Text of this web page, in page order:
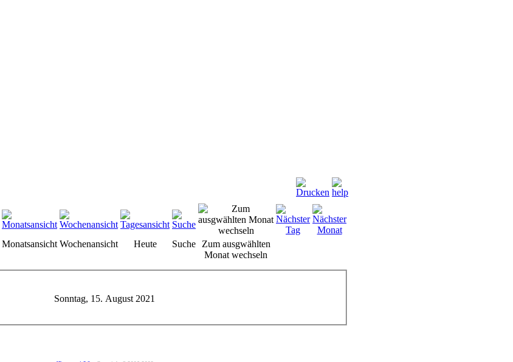
Monatsansicht Wochenansicht Heute Suche
Zum ausgwählten
Monat wechseln
Sonntag, 15. August 2021